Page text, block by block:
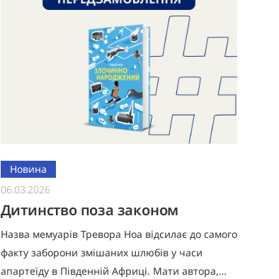
Новина
06.03.2026
Дитинство поза законом
Назва мемуарів Тревора Ноа відсилає до самого
факту заборони змішаних шлюбів у часи
апартеїду в Південній Африці. Мати автора,